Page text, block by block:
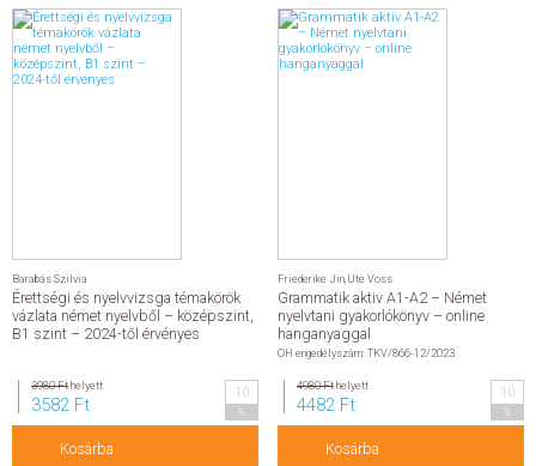
Barabás Szilvia
Érettségi és nyelvvizsga témakörök
vázlata német nyelvből – középszint,
B1 szint – 2024-től érvényes
3980 Fthelyett
3582 Ft
10
Kosárba
Friederike Jin Ute Voss
Grammatik aktiv A1-A2 – Német
nyelvtani gyakorlókönyv – online
hanganyaggal
OH engedélyszám: TKV/866-12/2023
4980 Fthelyett
4482 Ft
10
Kosárba